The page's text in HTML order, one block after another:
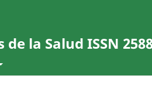
la Salud ISSN